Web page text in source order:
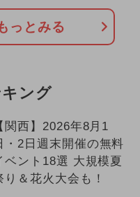
っとみる
ング
関西】2026年8月1
・2日週末開催の無料
ベント18選 大規模夏
り＆花火大会も！